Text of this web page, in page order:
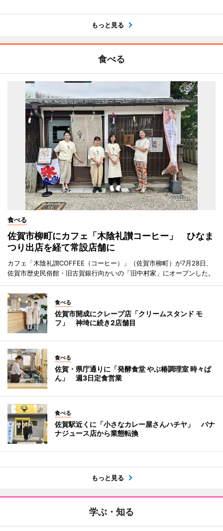
もっと見る
食べる
食べる
佐賀市柳町にカフェ「木陰礼讃コーヒー」 ひなま
つり出店を経て常設店舗に
カフェ「木陰礼讃COFFEE（コーヒー）」（佐賀市柳町）が7月28日、
佐賀市歴史民俗館・旧古賀銀行向かいの「旧中村家」にオープンした。
食べる
佐賀市開成にクレープ店「クリームスタンド モ
フ」 神埼に続き2店舗目
食べる
佐賀・県庁通りに「発酵食堂 やぶ椿調理室 時々ぱ
ん」 週3日定食営業
食べる
佐賀駅近くに「小さなカレー屋さんハチヤ」 バナ
ナジュース店から業態転換
もっと見る
学ぶ・知る